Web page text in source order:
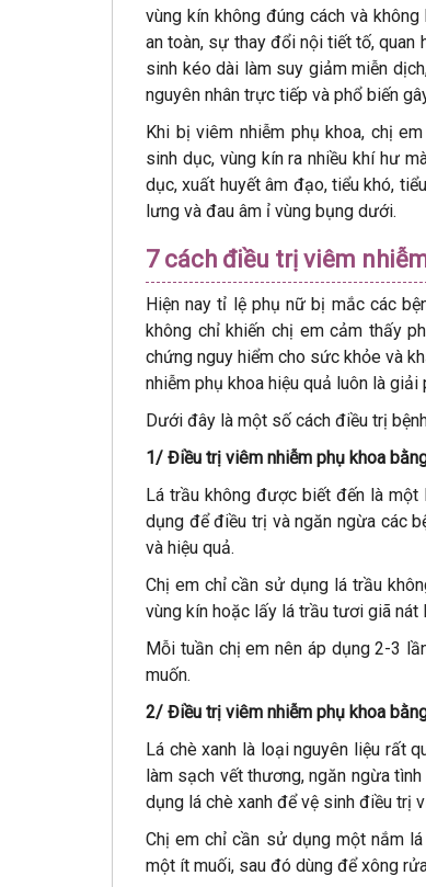
vùng kín không đúng cách và
an toàn, sự thay đổi nội tiết tố, quan
sinh kéo dài làm suy giảm miễn
nguyên nhân trực tiếp và phổ biến
Khi bị viêm nhiễm phụ khoa, chị
sinh dục, vùng kín ra nhiều khí hư
dục, xuất huyết âm đạo, tiểu khó,
lưng và đau âm ỉ vùng bụng dưới.
7 cách điều trị viêm
Hiện nay tỉ lệ phụ nữ bị mắc các
không chỉ khiến chị em cảm thấy
chứng nguy hiểm cho sức khỏe và
nhiễm phụ khoa hiệu quả luôn là
Dưới đây là một số cách điều trị
1/ Điều trị viêm nhiễm phụ khoa
Lá trầu không được biết đến là
dụng để điều trị và ngăn ngừa các
và hiệu quả.
Chị em chỉ cần sử dụng lá trầu
vùng kín hoặc lấy lá trầu tươi giã
Mỗi tuần chị em nên áp dụng 2-3
muốn.
2/ Điều trị viêm nhiễm phụ khoa
Lá chè xanh là loại nguyên liệu rất
làm sạch vết thương, ngăn ngừa
dụng lá chè xanh để vệ sinh điều trị
Chị em chỉ cần sử dụng một nắm
một ít muối, sau đó dùng để xông